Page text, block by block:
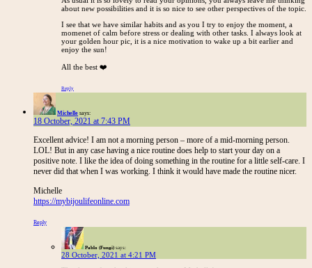
about new possibilities and it is so nice to see other perspectives of the topic.
I see that we have similar habits and as you I try to enjoy the moment, a
momenet of calm before stress or dealing with other tasks. I always look at
your golden hour pic, it is a nice motivation to wake up a bit earlier and
enjoy the sun!
All the best ❤️
Reply
Michelle says:
18 October, 2021 at 7:43 PM
Excellent advice! I am not a morning person – more of a mid-morning person.
LOL! But in any case having a nice routine does help to start your day on a
positive note. I like the idea of doing something in the routine for a little self-care. I
never did that when I was working. I think it would have made the routine nicer.
Michelle
https://mybijoulifeonline.com
Reply
Pablo (Fungi) says:
28 October, 2021 at 4:21 PM